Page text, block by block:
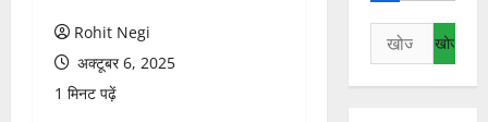
Rohit Negi
अक्टूबर 6, 2025
1 मिनट पढ़ें
निम्न
को
खोजें: